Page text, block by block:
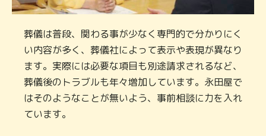
葬儀は普段、関わる事が少なく専門的で分かりにく
い内容が多く、葬儀社によって表示や表現が異なり
ます。実際には必要な項目も別途請求されるなど、
葬儀後のトラブルも年々増加しています。永田屋で
はそのようなことが無いよう、事前相談に力を入れ
ています。